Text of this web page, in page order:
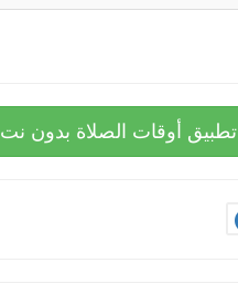
تطبيق أوقات الصلاة بدون نت